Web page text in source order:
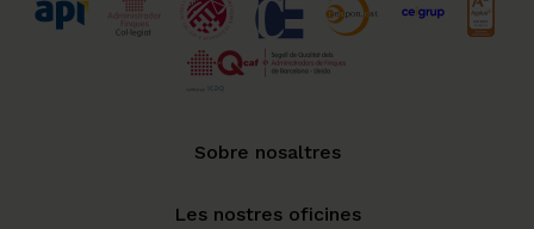
Sobre nosaltres
Les nostres oficines